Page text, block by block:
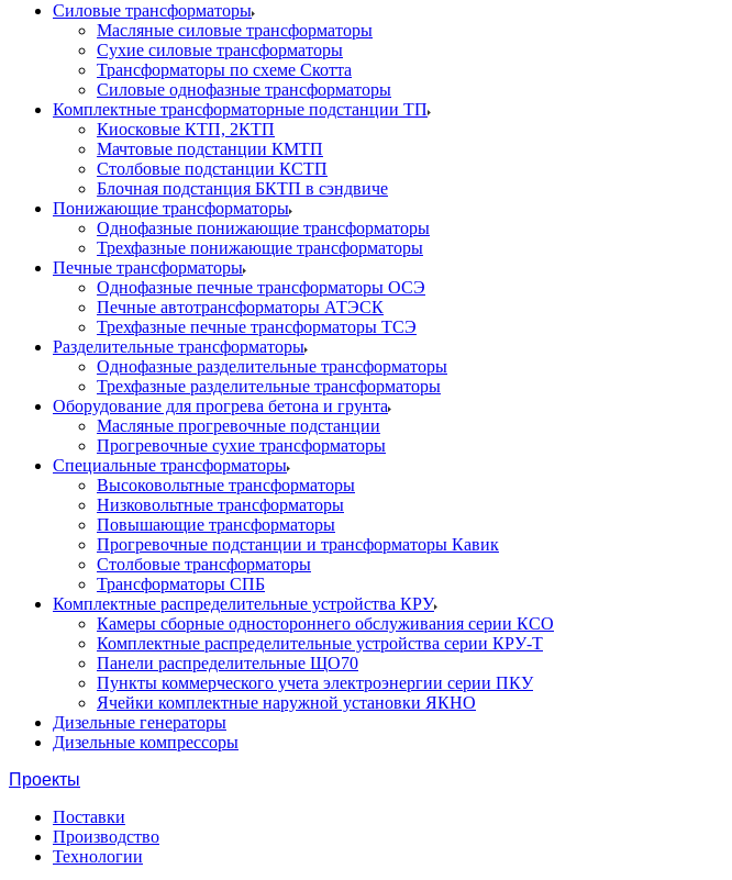
Силовые трансформаторы
Масляные силовые трансформаторы
Сухие силовые трансформаторы
Трансформаторы по схеме Скотта
Силовые однофазные трансформаторы
Комплектные трансформаторные подстанции ТП
Киосковые КТП, 2КТП
Мачтовые подстанции КМТП
Столбовые подстанции КСТП
Блочная подстанция БКТП в сэндвиче
Понижающие трансформаторы
Однофазные понижающие трансформаторы
Трехфазные понижающие трансформаторы
Печные трансформаторы
Однофазные печные трансформаторы ОСЭ
Печные автотрансформаторы АТЭСК
Трехфазные печные трансформаторы ТСЭ
Разделительные трансформаторы
Однофазные разделительные трансформаторы
Трехфазные разделительные трансформаторы
Оборудование для прогрева бетона и грунта
Масляные прогревочные подстанции
Прогревочные сухие трансформаторы
Специальные трансформаторы
Высоковольтные трансформаторы
Низковольтные трансформаторы
Повышающие трансформаторы
Прогревочные подстанции и трансформаторы Кавик
Столбовые трансформаторы
Трансформаторы СПБ
Комплектные распределительные устройства КРУ
Камеры сборные одностороннего обслуживания серии КСО
Комплектные распределительные устройства серии КРУ-Т
Панели распределительные ЩО70
Пункты коммерческого учета электроэнергии серии ПКУ
Ячейки комплектные наружной установки ЯКНО
Дизельные генераторы
Дизельные компрессоры
Проекты
Поставки
Производство
Технологии